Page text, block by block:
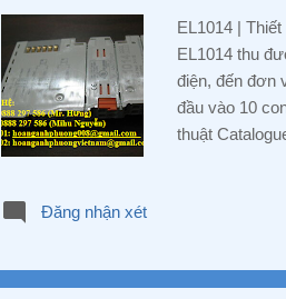
EL1014 |
EL1014 thu
điện, đến đơn
đầu vào 10
thuật
hiện tại. 3
PHƯƠNG -
Đường 3, P.
Đăng nhận xét